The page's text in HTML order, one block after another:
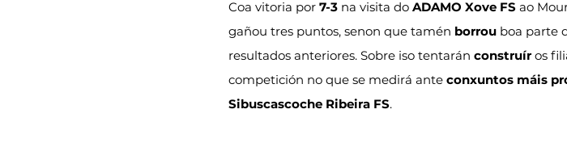
Coa vitoria por 7-3 na visita do ADAMO Xove FS ao
gañou tres puntos, senon que tamén borrou boa parte
resultados anteriores. Sobre iso tentarán construír os
competición no que se medirá ante conxuntos máis
Sibuscascoche Ribeira FS.